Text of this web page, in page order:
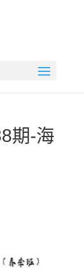
期-海